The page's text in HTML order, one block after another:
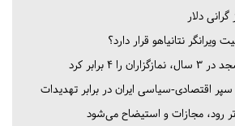
دلار
نتانیاهو قرار دارد؟
۴ برابر کرد
سپر اقتصادی-سیاسی ایران در برابر تهدیدات
رود، مجازات و استیضاح می‌شود